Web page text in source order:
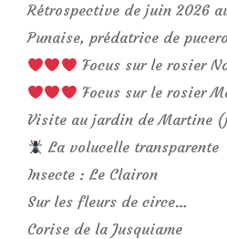
Rétrospective de juin 2026
Punaise, prédatrice de
Focus sur le rosier
Focus sur le rosier
Visite au jardin de Martine
La volucelle transparente
Insecte : Le Clairon
Sur les fleurs de circe…
Corise de la Jusquiame